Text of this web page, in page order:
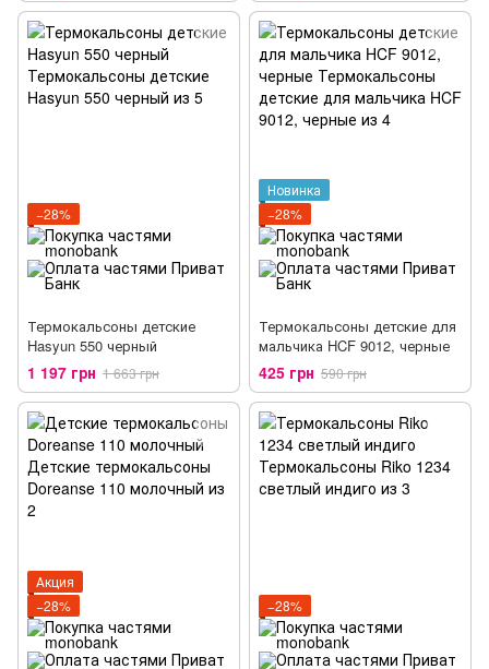
−28%
Термокальсоны детские
Hasyun 550 черный
1 197 грн 1 663 грн
Новинка
−28%
Термокальсоны детские для
мальчика HCF 9012, черные
425 грн 590 грн
Акция
−28%
−28%